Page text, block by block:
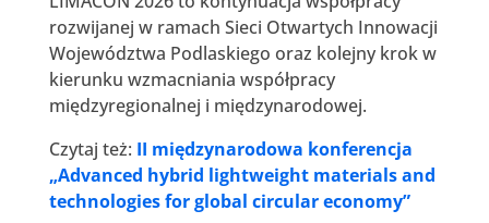
rozwijanej w ramach Sieci Otwartych Innowacji
Województwa Podlaskiego oraz kolejny krok w
kierunku wzmacniania współpracy
międzyregionalnej i międzynarodowej.
Czytaj też: II międzynarodowa konferencja
„Advanced hybrid lightweight materials and
technologies for global circular economy”